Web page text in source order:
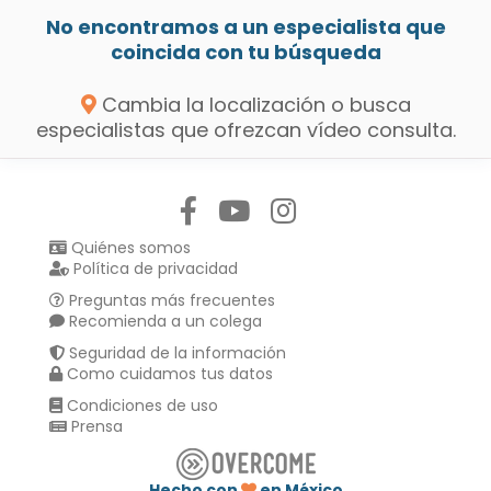
No encontramos a un especialista que
coincida con tu búsqueda
Cambia la localización o busca
especialistas que ofrezcan vídeo consulta.
Quiénes somos
Política de privacidad
Preguntas más frecuentes
Recomienda a un colega
Seguridad de la información
Como cuidamos tus datos
Condiciones de uso
Prensa